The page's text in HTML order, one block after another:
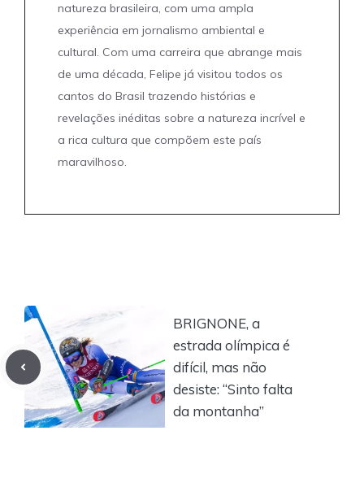
natureza brasileira, com uma ampla
experiência em jornalismo ambiental e
cultural. Com uma carreira que abrange mais
de uma década, Felipe já visitou todos os
cantos do Brasil trazendo histórias e
revelações inéditas sobre a natureza incrível e
a rica cultura que compõem este país
maravilhoso.
BRIGNONE, a
estrada olímpica é
difícil, mas não
desiste: “Sinto falta
da montanha”